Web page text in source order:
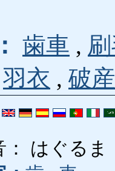
歯車 ,
羽衣 , 破産
： はぐるま